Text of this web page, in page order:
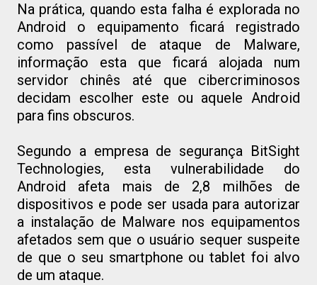
Na prática, quando esta falha é explorada no
Android o equipamento ficará registrado
como passível de ataque de Malware,
informação esta que ficará alojada num
servidor chinês até que cibercriminosos
decidam escolher este ou aquele Android
para fins obscuros.
Segundo a empresa de segurança BitSight
Technologies, esta vulnerabilidade do
Android afeta mais de 2,8 milhões de
dispositivos e pode ser usada para autorizar
a instalação de Malware nos equipamentos
afetados sem que o usuário sequer suspeite
de que o seu smartphone ou tablet foi alvo
de um ataque.